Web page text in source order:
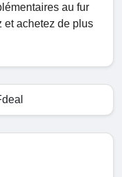
au fur
et achetez de plus